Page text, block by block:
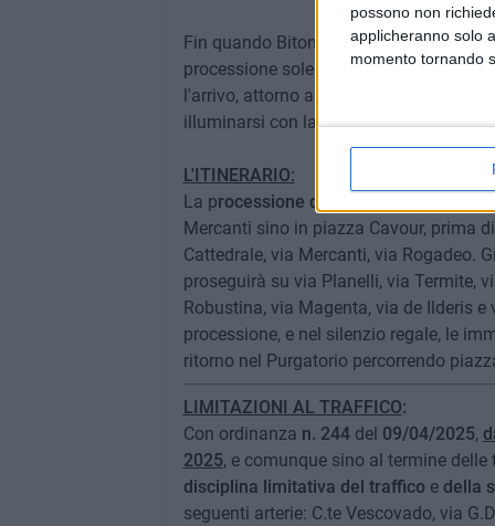
possono non
applicheranno solo
momento tornando
Fin quando Bitonto è stata sede
processione solenne del venerdì sera
l'arrivo, attorno all'1 di notte, in piazza
illuminarsi con la fiamma dei fuochi
L'ITINERARIO:
La processione di Gala
Mercanti sino in piazza Cavour, prima
Cattedrale, via Mercanti, via Rogadeo.
proseguirà su via Planelli, via Termite,
Robustina, via Magenta, via de Ilderis
processione, e nel silenzio regale, le
ritorno nel Purgatorio percorrendo
LIMITAZIONI AL TRAFFICO:
Con ordinanza n. 244 del 09/04/2025,
2025, e comunque sino al termine
disciplina limitativa del traffico edella
seguenti arterie: C.te Vescovado, via